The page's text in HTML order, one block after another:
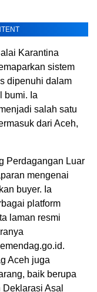
Karantina
sistem
dipenuhi dalam
bumi. Ia
salah satu
dari Aceh,
Perdagangan Luar
mengenai
buyer. Ia
platform
laman resmi
Aceh juga
baik berupa
Asal